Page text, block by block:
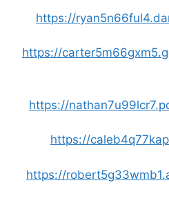
https://
https://
https://
https://
https://